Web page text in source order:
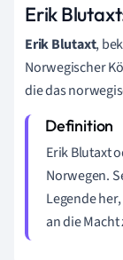
Erik
Erik Blutaxt,
Norwegischer
die das
Erik Blutaxt
Norwegen.
Legende
an die